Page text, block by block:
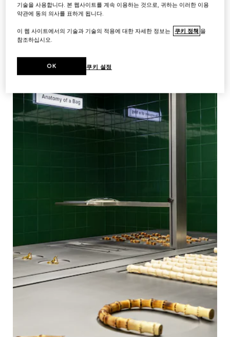
기술을 사용합니다. 본 웹사이트를 계속 이용하는 것으로, 귀하는 이러한 이용
약관에 동의 의사를 표하게 됩니다.
이 웹 사이트에서의 기술과 기술의 적용에 대한 자세한 정보는 쿠키 정책 을
참조하십시오.
쿠키 설정
OK